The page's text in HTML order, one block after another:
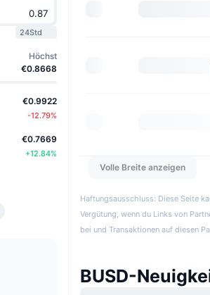
24Std
Höchst
€0.8668
€0.9922
-12.79%
€0.7669
+12.84%
Volle Breite anzeigen
Haftungsausschluss: Diese Seite
Vergütung, wenn du Links von
bei und Transaktionen auf diesen
BUSD-